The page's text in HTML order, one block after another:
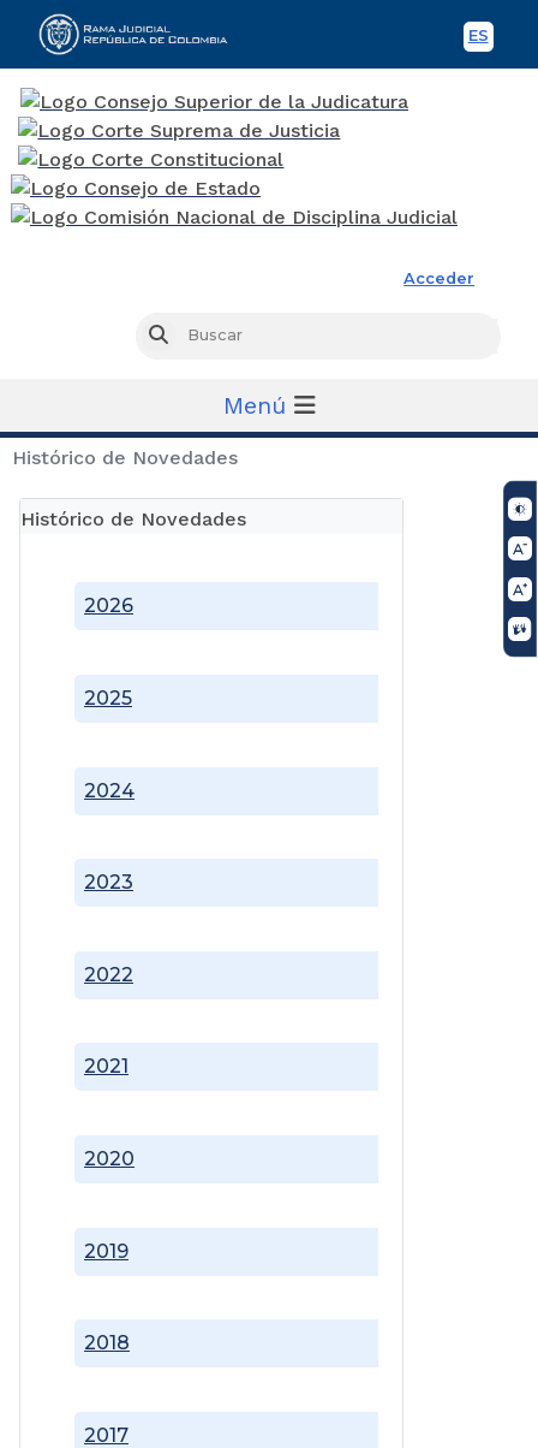
ES
Acceder
Buscar
Menú
Histórico de Novedades
Histórico de Novedades
2017
2018
2019
2020
2021
2022
2023
2024
2025
2026